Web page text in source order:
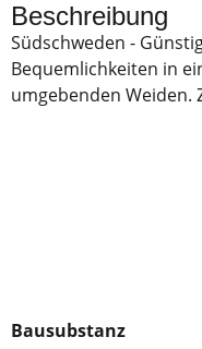
Beschreibung
Südschweden -
Bequemlichkeiten in
umgebenden Weiden.
Bausubstanz